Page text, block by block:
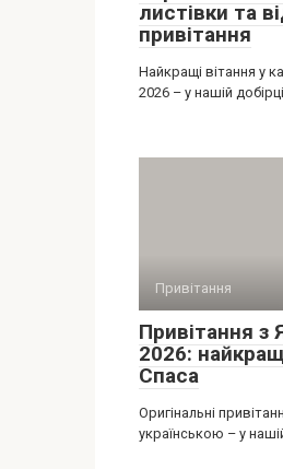
листівки та
привітання
Найкращі вітання у
2026 – у нашій
Привітання
Привітання
2026:
Спаса
Оригінальні
українською – у